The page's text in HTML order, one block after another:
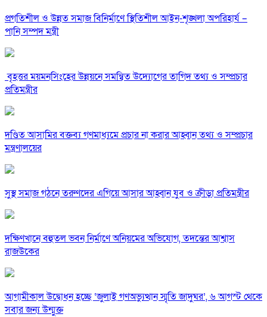
‎প্রগতিশীল ও উন্নত সমাজ বিনির্মাণে স্থিতিশীল আইন-শৃঙ্খলা অপরিহার্য –
পানি সম্পদ মন্ত্রী
‎ বৃহত্তর ময়মনসিংহের উন্নয়নে সমন্বিত উদ্যোগের তাগিদ তথ্য ও সম্প্রচার
প্রতিমন্ত্রীর
দণ্ডিত আসামির বক্তব্য গণমাধ্যমে প্রচার না করার আহ্বান তথ্য ও সম্প্রচার
মন্ত্রণালয়ের
সুস্থ সমাজ গঠনে তরুণদের এগিয়ে আসার আহ্বান যুব ও ক্রীড়া প্রতিমন্ত্রীর
দক্ষিণখানে বহুতল ভবন নির্মাণে অনিয়মের অভিযোগ, তদন্তের আশ্বাস
রাজউকের
আগামীকাল উদ্বোধন হচ্ছে ‘জুলাই গণঅভ্যুত্থান স্মৃতি জাদুঘর’, ৬ আগস্ট থেকে
সবার জন্য উন্মুক্ত